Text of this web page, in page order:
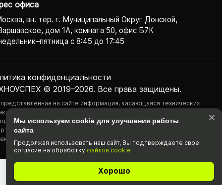
офиса
вн. тер. г. Муниципальный Округ Донской,
дом 1А, комната 50, офис Б7К
с 8:45 до 17:45
© 2019–2026. Все права защищены.
конфиденциаль­ности
на сайте информация, касающаяся технических
наличия на складе, стоимости товаров, носит
характер и ни при каких условиях не является публичной
определяемой положениями Статьи 437(2) Гражданского
РФ.
Мы используем cookie для улучшения работы
сайта
Продолжая использовать наш cайт, Вы подтвержда­ете свое
согласие на обработку файлов cookie
Хорошо